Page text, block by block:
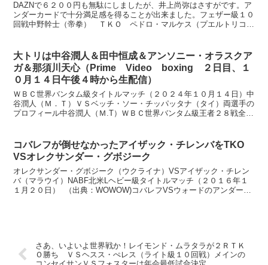
３度目の防衛に成功
DAZNで６２００円も無駄にしましたが、井上尚弥はさすがです。ア
ンダーカードで十分満足感を得ることが出来ました。フェザー級１０
回戦中野幹士（帝拳） ＴＫＯ ペドロ・マルケス（プエルトリコ）
大トリは中谷潤人＆田中恒成＆アンソニー・オラスクア
ガ＆那須川天心（Prime Video boxing ２日目、１
０月１４日午後４時から生配信）
ＷＢＣ世界バンタム級タイトルマッチ（２０２４年１０月１４日）中
谷潤人（Ｍ．Ｔ）ＶＳベッチ・ソー・チッパッタナ（タイ）両選手の
プロフィール中谷潤人（Ｍ.T）ＷＢＣ世界バンタム級王者２８戦全勝
コバレフが倒せなかったアイザック・チレンバをTKO
VSオレクサンダー・グボジーク
オレクサンダー・グボジーク（ウクライナ）VSアイザック・チレン
バ（マラウイ）NABF北米Lヘビー級タイトルマッチ（２０１６年１
１月２０日） （出典：WOWOW)コバレフVSウォードのアンダーカ
さあ、いよいよ世界戦か！レイモンド・ムラタラが２ＲＴＫ
Ｏ勝ち ＶＳヘスス・ぺレス（ライト級１０回戦）メインの